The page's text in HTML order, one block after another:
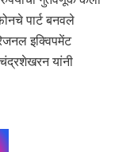
पार्ट बनवले
इक्विपमेंट
यांनी